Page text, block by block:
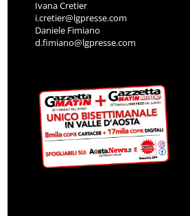
Ivana Cretier
i.cretier@lgpresse.com
Daniele Fimiano
d.fimiano@lgpresse.com